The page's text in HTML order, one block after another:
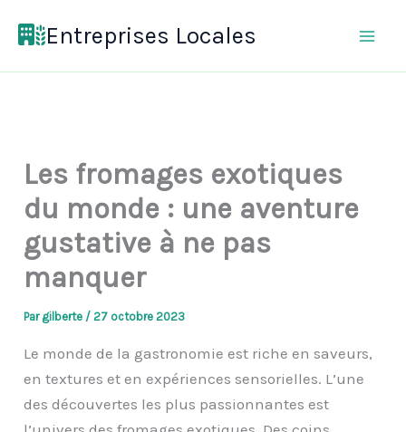
Entreprises Locales
Les fromages exotiques
du monde : une aventure
gustative à ne pas
manquer
Par gilberte /27 octobre 2023
Le monde de la gastronomie est riche en saveurs,
en textures et en expériences sensorielles. L’une
des découvertes les plus passionnantes est